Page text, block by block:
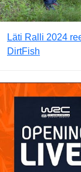
Läti Ralli 2024
DirtFish